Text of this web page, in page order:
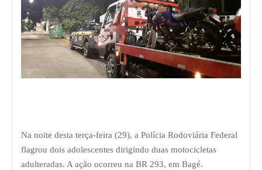
Na noite desta terça-feira (29), a Polícia Rodoviária Federal
flagrou dois adolescentes dirigindo duas motocicletas
adulteradas. A ação ocorreu na BR 293, em Bagé.